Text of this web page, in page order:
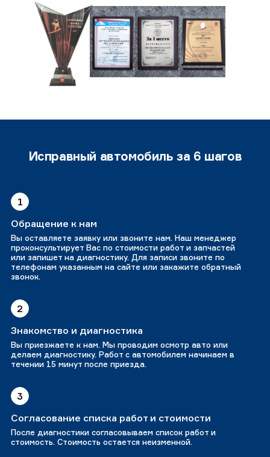
Исправный автомобиль за 6 шагов
1
Обращение к нам
Вы оставляете заявку или звоните нам. Наш менеджер
проконсультирует Вас по стоимости работ и запчастей
или запишет на диагностику. Для записи звоните по
телефонам указанным на сайте или закажите обратный
звонок.
2
Знакомство и диагностика
Вы приезжаете к нам. Мы проводим осмотр авто или
делаем диагностику. Работ с автомобилем начинаем в
течении 15 минут после приезда.
3
Согласование списка работ и стоимости
После диагностики согласовываем список работ и
стоимость. Стоимость остается неизменной.